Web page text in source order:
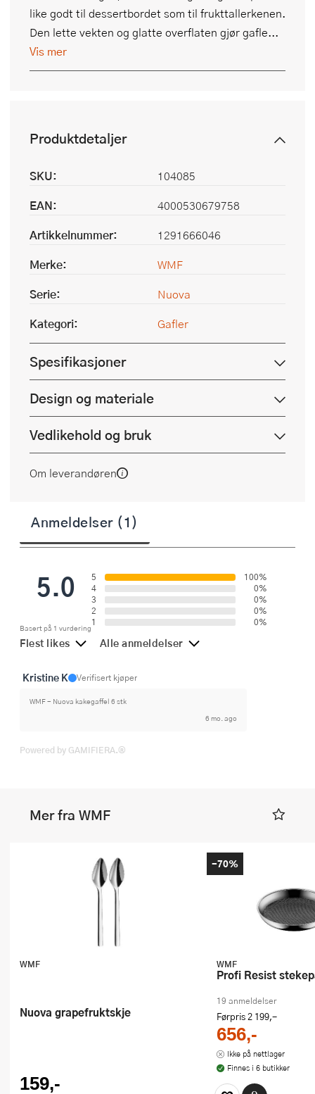
like godt til dessertbordet som til frukttallerkenen.
Den lette vekten og glatte overflaten gjør gafle...
Vis mer
Produktdetaljer
SKU:
104085
EAN:
4000530679758
Artikkelnummer:
1291666046
Merke:
WMF
Serie:
Nuova
Kategori:
Gafler
Spesifikasjoner
Design og materiale
Vedlikehold og bruk
Om leverandøren
Anmeldelser (1)
5.0
Basert på 1 vurdering
5
100%
4
0%
3
0%
2
0%
1
0%
Flest likes Alle anmeldelser
Kristine K Verifisert kjøper
WMF - Nuova kakegaffel 6 stk
6 mo. ago
Powered by GAMIFIERA.®
Mer fra WMF
WMF
Nuova grapefruktskje
159,-
WMF
Profi Resist
19 anmeldelser
Førpris2 199,-
656,-
Ikke på nettlager
Finnes i 6 butikker
-70%